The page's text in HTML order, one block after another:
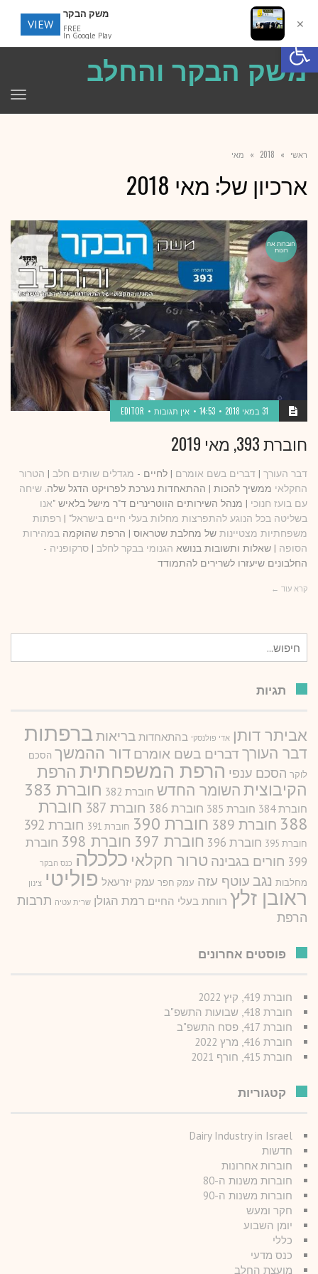
פתח סרגל נגישות
משק הבקר והחלב
ראשי »
2018
» מאי
ארכיון של: מאי 2018
חוברות אח
רונות
31 במאי 2018 14:53 אין תגובות EDITOR
חוברת 393, מאי 2019
דבר העורך | דברים בשם אומרם | לחיים - מגדלים שותים חלב | הטרור
החקלאי ממשיך להכות | ההתאחדות נערכת לפרויקט הדגל שלה. שיחה
עם בועז חנוכי | מנהל השירותים הווטרינרים ד"ר מישל בלאיש "אנו
בשליטה בכל הנוגע להתפרצות מחלות בעלי חיים בישראל" | רפתות
משפחתיות מצטיינות של מחלבת שטראוס | הרפת שהוקמה במהירות
הסופה | שאלות ותשובות בנושא הגנומי בבקר לחלב | סרקופניה -
החלבונים שיעזרו לשרירים להתמודד
קרא עוד ←
עבור:
תגיות
אביתר דותן אדי פולנסקי בהתאחדות בריאותברפתות
דבר העורך דברים בשם אומרם דור ההמשך הסכם
לוקר הסכם ענפי הרפת המשפחתית הרפת
הקיבוציתהשומר החדש חוברת 382 חוברת 383
חוברת 384 חוברת 385 חוברת 386 חוברת 387
חוברת
388 חוברת 389 חוברת 390 חוברת 391 חוברת 392
חוברת 395 חוברת 396 חוברת 397 חוברת 398
חוברת
399 חורים בגבינה טרור חקלאי כלכלה כנס הבקר
מחלבות נגב עוטף עזה עמק חפר עמק יזרעאל פוליטי צינון
ראובן זלץ רווחת בעלי החיים רמת הגולן שרית עטיה תרבות
הרפת
פוסטים אחרונים
חוברת 419, קיץ 2022
חוברת 418, שבועות התשפ"ב
חוברת 417, פסח התשפ"ב
חוברת 416, מרץ 2022
חוברת 415, חורף 2021
קטגוריות
Dairy Industry in Israel
חדשות
חוברות אחרונות
חוברות משנות ה-80
חוברות משנות ה-90
חקר ומעש
יומן השבוע
כללי
כנס מדעי
מועצת החלב
✕
משק הבקר
FREE
In Google Play
VIEW